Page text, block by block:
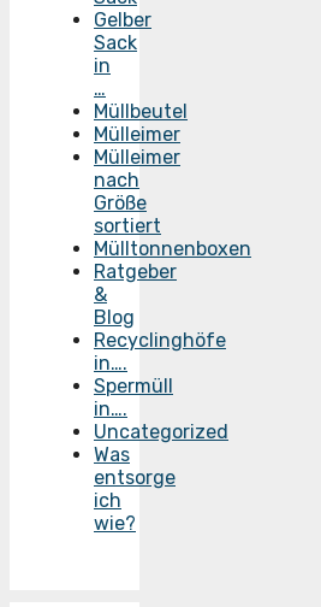
Gelber
Sack
in
…
Müllbeutel
Mülleimer
Mülleimer
nach
Größe
sortiert
Mülltonnenboxen
Ratgeber
&
Blog
Recyclinghöfe
in….
Spermüll
in….
Uncategorized
Was
entsorge
ich
wie?